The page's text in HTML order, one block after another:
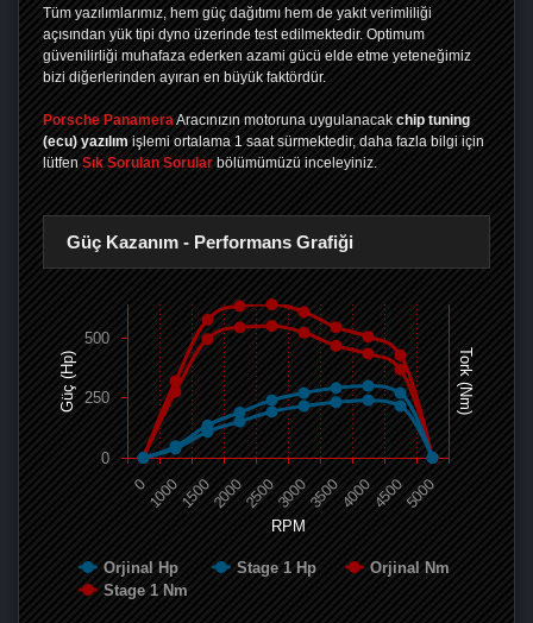
Tüm yazılımlarımız, hem güç dağıtımı hem de yakıt verimliliği
açısından yük tipi dyno üzerinde test edilmektedir. Optimum
güvenilirliği muhafaza ederken azami gücü elde etme yeteneğimiz
bizi diğerlerinden ayıran en büyük faktördür.
Porsche PanameraAracınızın motoruna uygulanacak chip tuning
(ecu) yazılım işlemi ortalama 1 saat sürmektedir, daha fazla bilgi için
lütfen Sık Sorulan Sorular bölümümüzü inceleyiniz.
Güç Kazanım - Performans Grafiği
RPM
Güç (Hp) Tork (Nm)
Orjinal Hp Stage 1 Hp
Orjinal Nm
Stage 1 Nm
0 100015002000250030003500400045005000
0
250
500